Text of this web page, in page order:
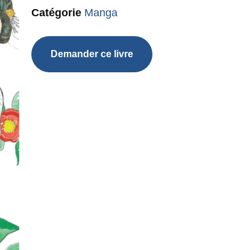
Catégorie Manga
Demander ce livre